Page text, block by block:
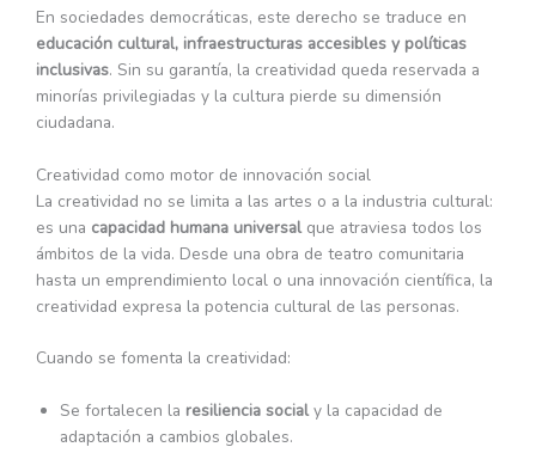
En sociedades democráticas, este derecho se traduce en
educación cultural, infraestructuras accesibles y políticas
inclusivas. Sin su garantía, la creatividad queda reservada a
minorías privilegiadas y la cultura pierde su dimensión
ciudadana.
Creatividad como motor de innovación social
La creatividad no se limita a las artes o a la industria cultural:
es una capacidad humana universalque atraviesa todos los
ámbitos de la vida. Desde una obra de teatro comunitaria
hasta un emprendimiento local o una innovación científica, la
creatividad expresa la potencia cultural de las personas.
Cuando se fomenta la creatividad:
Se fortalecen la resiliencia socialy la capacidad de
adaptación a cambios globales.